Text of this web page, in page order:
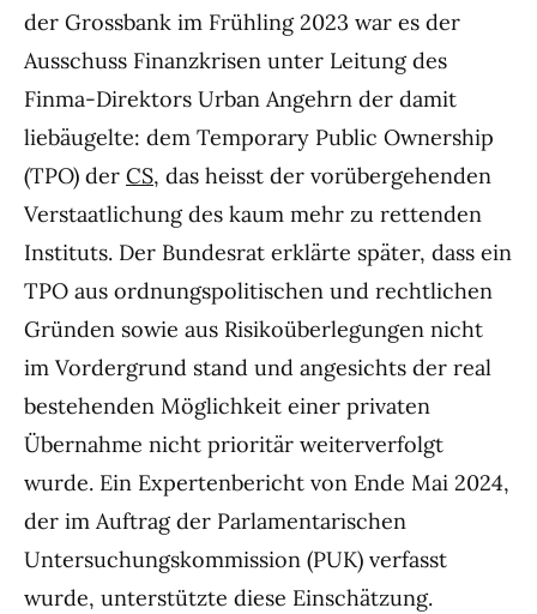
der Grossbank im Frühling 2023 war es der
Ausschuss Finanzkrisen unter Leitung des
Finma-Direktors Urban Angehrn der damit
liebäugelte: dem Temporary Public Ownership
(TPO) der CS, das heisst der vorübergehenden
Verstaatlichung des kaum mehr zu rettenden
Instituts. Der Bundesrat erklärte später, dass ein
TPO aus ordnungspolitischen und rechtlichen
Gründen sowie aus Risikoüberlegungen nicht
im Vordergrund stand und angesichts der real
bestehenden Möglichkeit einer privaten
Übernahme nicht prioritär weiterverfolgt
wurde. Ein Expertenbericht von Ende Mai 2024,
der im Auftrag der Parlamentarischen
Untersuchungskommission (PUK) verfasst
wurde, unterstützte diese Einschätzung.